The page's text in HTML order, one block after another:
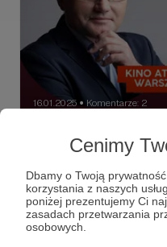
Cenimy
Dbamy o Twoją
korzystania z naszych
poniżej prezentujemy Ci
zasadach przetwarzania
osobowych.
16.01.2025 ● Komentarze: 2
Strategy&Future.
2025. 18.01.2025,
(Warszawa)
Co czeka Polskę i świat
od Jacka Bartosiaka,
Strategy&Future już w